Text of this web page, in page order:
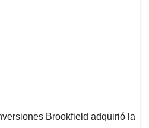
Brookfield adquirió la